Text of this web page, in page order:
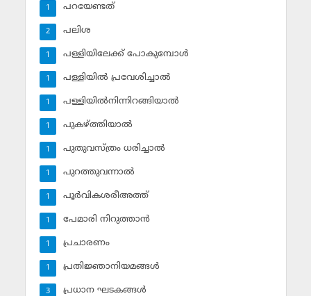
പറയേണ്ടത്
1
പലിശ
2
പള്ളിയിലേക്ക് പോകുമ്പോള്‍
1
പള്ളിയില്‍ പ്രവേശിച്ചാല്‍
1
പള്ളിയില്‍നിന്നിറങ്ങിയാല്‍
1
പുകഴ്ത്തിയാല്‍
1
പുതുവസ്ത്രം ധരിച്ചാല്‍
1
പുറത്തുവന്നാല്‍
1
പൂര്‍വികശരീഅത്ത്
1
പേമാരി നിറുത്താന്‍
1
പ്രചാരണം
1
പ്രതിജ്ഞാനിയമങ്ങള്‍
1
പ്രധാന ഘടകങ്ങള്‍
3